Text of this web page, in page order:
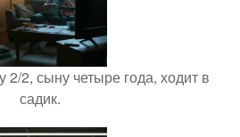
2/2, сыну четыре года, ходит в
садик.